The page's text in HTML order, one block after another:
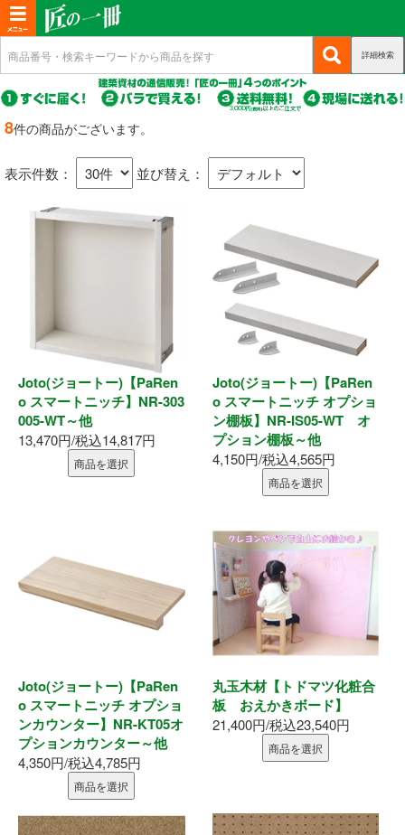
T
o
g
g
l
n
n
新規会員登録(c
u
r
e
t)
ログイン
(c
u
r
r
e
n
t)
(c
u
r
e
商品カテゴリから選ぶ
耐震制震
機械打 釘・ビス
釘・ねじ
接着剤
断熱材
養生・保護材
屋外用手すり
棚柱・収納
点検口・収納庫
詳細検索
8件の商品がございます。
表示件数： 並び替え：
Joto(ジョートー)【PaRen
o スマートニッチ】NR-303
005-WT～他
13,470円/税込14,817円
商品を選択
Joto(ジョートー)【PaRen
o スマートニッチ オプショ
ン棚板】NR-IS05-WT オ
プション棚板～他
4,150円/税込4,565円
商品を選択
Joto(ジョートー)【PaRen
o スマートニッチ オプショ
ンカウンター】NR-KT05オ
プションカウンター～他
4,350円/税込4,785円
商品を選択
丸玉木材【トドマツ化粧合
板 おえかきボード】
21,400円/税込23,540円
商品を選択